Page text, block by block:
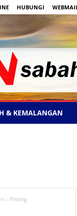
HUBUNGI
& KEMALANGAN
– Phoong